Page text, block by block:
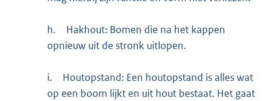
h.
Hakhout: Bomen die na het kappen
opnieuw uit de stronk uitlopen.
i.
Houtopstand: Een houtopstand is alles wat
op een boom lijkt en uit hout bestaat. Het gaat